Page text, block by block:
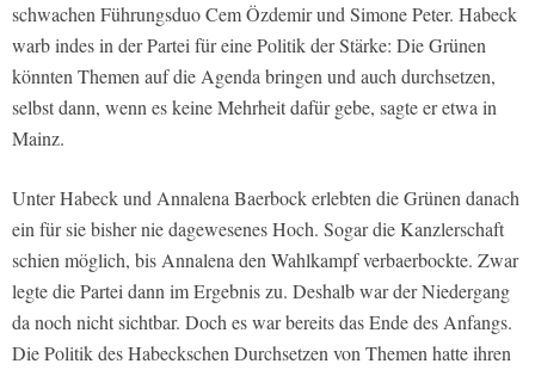
schwachen Führungsduo Cem Özdemir und Simone Peter. Habeck
warb indes in der Partei für eine Politik der Stärke: Die Grünen
könnten Themen auf die Agenda bringen und auch durchsetzen,
selbst dann, wenn es keine Mehrheit dafür gebe, sagte er etwa in
Mainz.
Unter Habeck und Annalena Baerbock erlebten die Grünen danach
ein für sie bisher nie dagewesenes Hoch. Sogar die Kanzlerschaft
schien möglich, bis Annalena den Wahlkampf verbaerbockte. Zwar
legte die Partei dann im Ergebnis zu. Deshalb war der Niedergang
da noch nicht sichtbar. Doch es war bereits das Ende des Anfangs.
Die Politik des Habeckschen Durchsetzen von Themen hatte ihren